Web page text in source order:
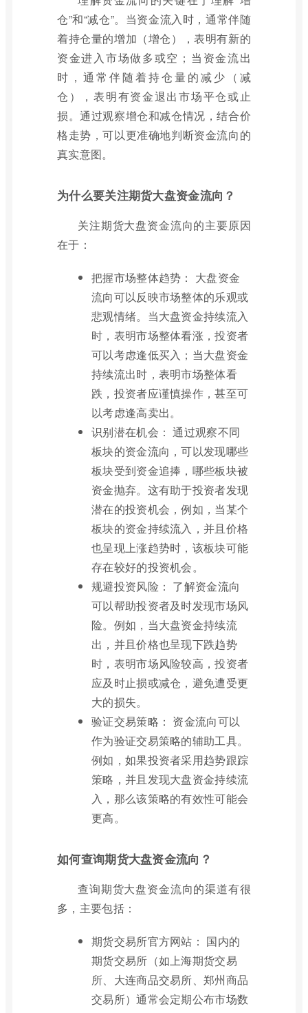
仓”和“减仓”。当资金流入时，通常伴随
着持仓量的增加（增仓），表明有新的
资金进入市场做多或空；当资金流出
时，通常伴随着持仓量的减少（减
仓），表明有资金退出市场平仓或止
损。通过观察增仓和减仓情况，结合价
格走势，可以更准确地判断资金流向的
真实意图。
为什么要关注期货大盘资金流向？
关注期货大盘资金流向的主要原因
在于：
把握市场整体趋势： 大盘资金
流向可以反映市场整体的乐观或
悲观情绪。当大盘资金持续流入
时，表明市场整体看涨，投资者
可以考虑逢低买入；当大盘资金
持续流出时，表明市场整体看
跌，投资者应谨慎操作，甚至可
以考虑逢高卖出。
识别潜在机会： 通过观察不同
板块的资金流向，可以发现哪些
板块受到资金追捧，哪些板块被
资金抛弃。这有助于投资者发现
潜在的投资机会，例如，当某个
板块的资金持续流入，并且价格
也呈现上涨趋势时，该板块可能
存在较好的投资机会。
规避投资风险： 了解资金流向
可以帮助投资者及时发现市场风
险。例如，当大盘资金持续流
出，并且价格也呈现下跌趋势
时，表明市场风险较高，投资者
应及时止损或减仓，避免遭受更
大的损失。
验证交易策略： 资金流向可以
作为验证交易策略的辅助工具。
例如，如果投资者采用趋势跟踪
策略，并且发现大盘资金持续流
入，那么该策略的有效性可能会
更高。
如何查询期货大盘资金流向？
查询期货大盘资金流向的渠道有很
多，主要包括：
期货交易所官方网站： 国内的
期货交易所（如上海期货交易
所、大连商品交易所、郑州商品
交易所）通常会定期公布市场数